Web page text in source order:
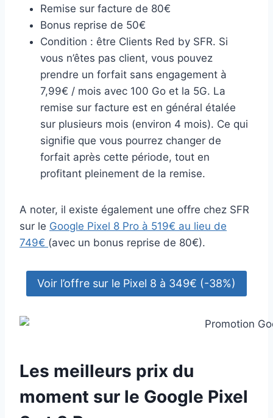
Remise sur facture de 80€
Bonus reprise de 50€
Condition : être Clients Red by SFR. Si
vous n’êtes pas client, vous pouvez
prendre un forfait sans engagement à
7,99€ / mois avec 100 Go et la 5G. La
remise sur facture est en général étalée
sur plusieurs mois (environ 4 mois). Ce qui
signifie que vous pourrez changer de
forfait après cette période, tout en
profitant pleinement de la remise.
A noter, il existe également une offre chez SFR
sur le Google Pixel 8 Pro à 519€ au lieu de
749€ (avec un bonus reprise de 80€).
Voir l’offre sur le Pixel 8 à 349€ (-38%)
Les meilleurs prix du
moment sur le Google Pixel